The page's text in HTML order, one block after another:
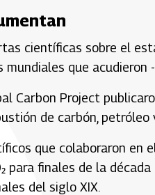
científicas sobre el
que acudieron
Carbon Project
de carbón,
que colaboraron en
para finales de la
del siglo XIX.